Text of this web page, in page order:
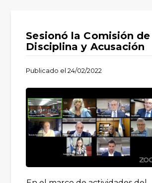
Sesionó la Comisión de
Disciplina y Acusación
Publicado el24/02/2022